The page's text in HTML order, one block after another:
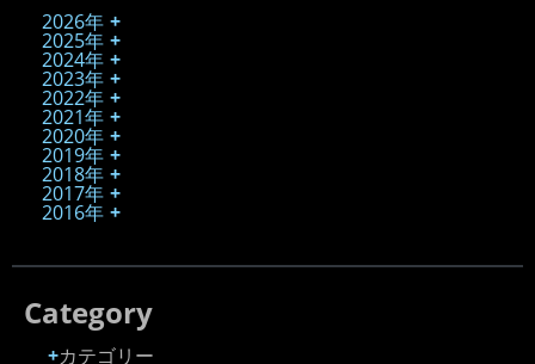
2026年
2025年
2024年
2023年
2022年
2021年
2020年
2019年
2018年
2017年
2016年
Category
カテゴリー